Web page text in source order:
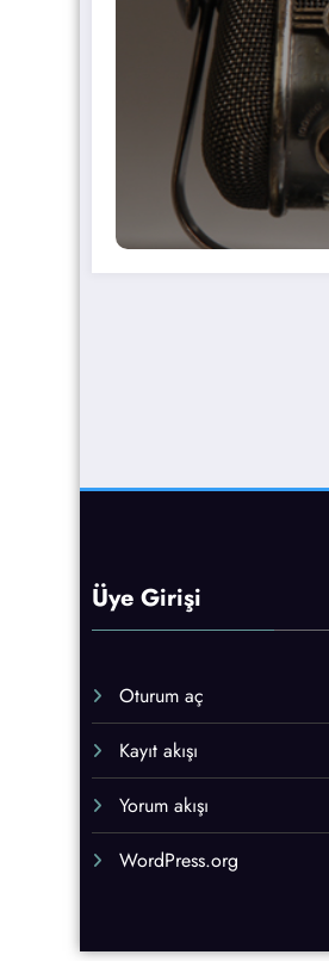
Üye Girişi
Oturum aç
Kayıt akışı
Yorum akışı
WordPress.org